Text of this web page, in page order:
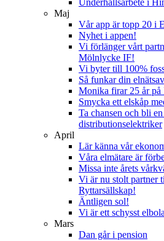
Maj
Vår app är topp 20 i
Nyhet i appen!
Vi förlänger vårt
Mölnlycke IF!
Vi byter till 100%
Så funkar din
Monika firar 25 år på
Smycka ett elskåp
Ta chansen och bli
distributionselektriker
April
Lär känna vår
Våra elmätare är
Missa inte årets
Vi är nu stolt partner
Ryttarsällskap!
Äntligen sol!
Vi är ett schysst
Mars
Dan går i pension